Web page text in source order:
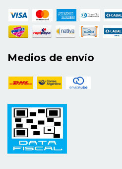
Medios de envío